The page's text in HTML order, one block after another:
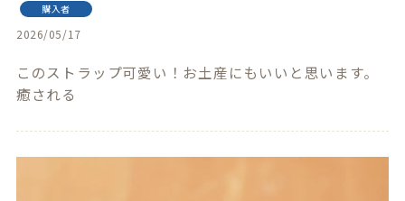
購入者
2026/05/17
このストラップ可愛い！お土産にもいいと思います。
癒される